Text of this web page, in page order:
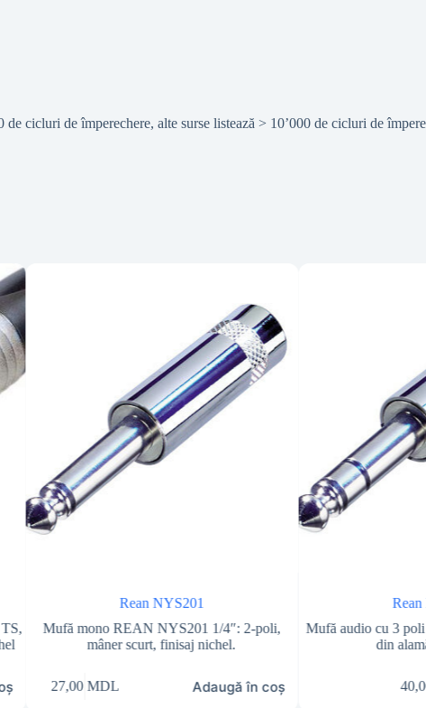
cicluri de împerechere, alte surse listează > 10’000 de cicluri de
Rean NYS201
Mufă mono REAN NYS201 1/4″: 2-poli,
mâner scurt, finisaj nichel.
27,00 MDL Adaugă în coș
Mufă audio cu 3
din